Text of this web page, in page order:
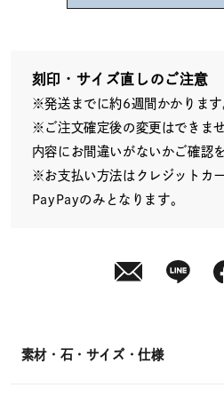
08
送
¥7,700 (tax
in)
刻印・サイズ直しのご注意
※発送までに約6週間かかります
※ご注文確定後の変更はできま
内容にお間違いがないかご確認
※お支払い方法はクレジットカ
PayPayのみとなります。
素材・石・サイズ・仕様